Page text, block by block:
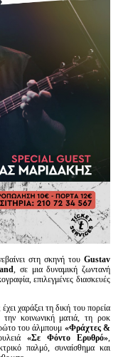
στη σκηνή τουGustav
, σε μια δυναμική ζωντανή
επιλεγμένες διασκευές
έχει χαράξει τη δική του πορεία
την κοινωνική ματιά, τη ροκ
του άλμπουμ «Φράχτες &
«Σε Φόντο Ερυθρό»,
παλμό, συναίσθημα και